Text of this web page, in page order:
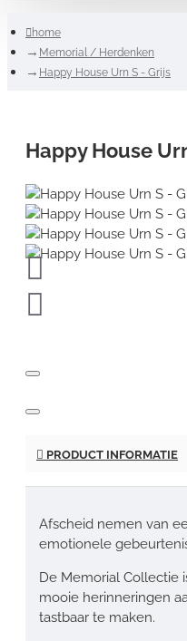
home
Memorial / Herdenken
Happy House Urn S - Grijs
Happy House
PRODUCT INFORMATIE
Afscheid nemen van
emotionele
De Memorial Collectie
mooie herinneringen
tastbaar te maken.